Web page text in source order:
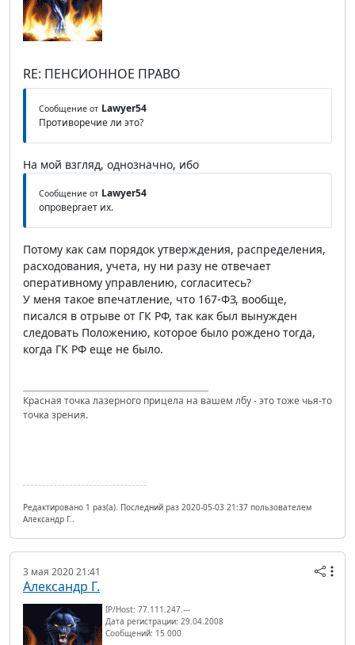
RE: ПЕНСИОННОЕ ПРАВО
Сообщение от Lawyer54
Противоречие ли это?
На мой взгляд, однозначно, ибо
Сообщение от Lawyer54
опровергает их.
Потому как сам порядок утверждения, распределения,
расходования, учета, ну ни разу не отвечает
оперативному управлению, согласитесь?
У меня такое впечатление, что 167-ФЗ, вообще,
писался в отрыве от ГК РФ, так как был вынужден
следовать Положению, которое было рождено тогда,
когда ГК РФ еще не было.
Красная точка лазерного прицела на вашем лбу - это тоже чья-то
точка зрения.
Редактировано 1 раз(а). Последний раз 2020-05-03 21:37 пользователем
Александр Г..
3 мая 2020 21:41
Александр Г.
IP/Host: 77.111.247.---
Дата регистрации: 29.04.2008
Сообщений: 15 000